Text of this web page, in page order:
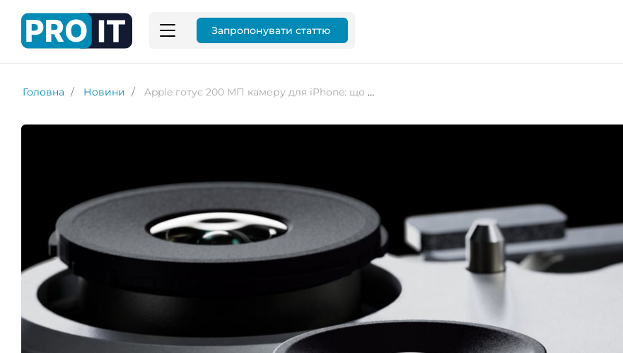
Запропонувати статтю
Головна Новини Apple готує 200 МП камеру для iPhone: що відомо